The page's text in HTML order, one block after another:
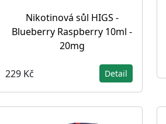
Nikotinová sůl HIGS -
Blueberry Raspberry 10ml -
20mg
229 Kč Detail